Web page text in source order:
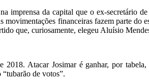
da capital que o ex-secretário
financeiras fazem parte do
que, curiosamente, elegeu Aluísio
Atacar Josimar é ganhar, por
de votos”.